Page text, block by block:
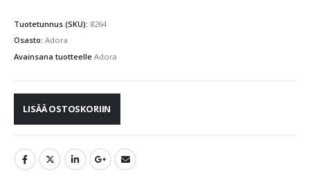
Tuotetunnus (SKU): 8264
Osasto: Adora
Avainsana tuotteelle Adora
LISÄÄ OSTOSKORIIN